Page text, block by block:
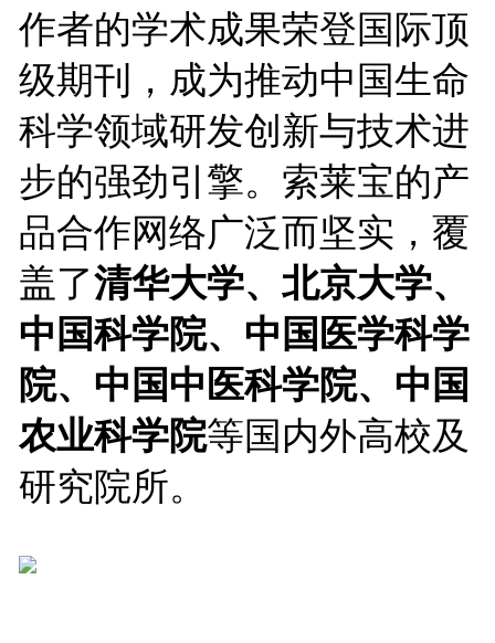
作者的学术成果荣登国际顶
级期刊，成为推动中国生命
科学领域研发创新与技术进
步的强劲引擎。索莱宝的产
品合作网络广泛而坚实，覆
盖了清华大学、北京大学、
中国科学院、中国医学科学
院、中国中医科学院、中国
农业科学院等国内外高校及
研究院所。